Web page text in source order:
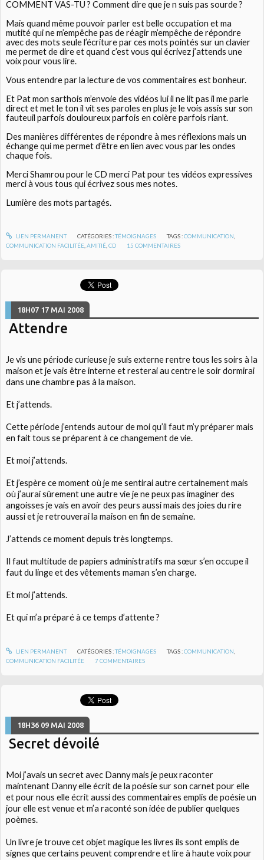
COMMENT VAS-TU ? Comment dire que je n suis pas sourde ?
Mais quand même pouvoir parler est belle occupation et ma
mutité qui ne m’empêche pas de réagir m’empêche de répondre
avec des mots seule l’écriture par ces mots pointés sur un clavier
me permet de dire et quand c’est vous qui écrivez j’attends une
voix pour vous lire.
Vous entendre par la lecture de vos commentaires est bonheur.
Et Pat mon sarthois m’envoie des vidéos lui il ne lit pas il me parle
direct et met le ton il vit ses paroles en plus je le vois assis sur son
fauteuil parfois douloureux parfois en colère parfois riant.
Des manières différentes de répondre à mes réflexions mais un
échange qui me permet d’être en lien avec vous par les ondes
chaque fois.
Merci Shamrou pour le CD merci Pat pour tes vidéos expressives
merci à vous tous qui écrivez sous mes notes.
Lumière des mots partagés.
LIEN PERMANENT CATÉGORIES :TÉMOIGNAGES TAGS :COMMUNICATION
COMMUNICATION FACILITÉE ,AMITIÉ ,CD 15 COMMENTAIRES
18H07 17 MAI 2008
Attendre
Je vis une période curieuse je suis externe rentre tous les soirs à la
maison et je vais être interne et resterai au centre le soir dormirai
dans une chambre pas à la maison.
Et j’attends.
Cette période j’entends autour de moi qu’il faut m’y préparer mais
en fait tous se préparent à ce changement de vie.
Et moi j’attends.
Et j’espère ce moment où je me sentirai autre certainement mais
où j’aurai sûrement une autre vie je ne peux pas imaginer des
angoisses je vais en avoir des peurs aussi mais des joies du rire
aussi et je retrouverai la maison en fin de semaine.
J’attends ce moment depuis très longtemps.
Il faut multitude de papiers administratifs ma sœur s’en occupe il
faut du linge et des vêtements maman s’en charge.
Et moi j’attends.
Et qui m’a préparé à ce temps d’attente ?
LIEN PERMANENT CATÉGORIES :TÉMOIGNAGES TAGS :COMMUNICATION
COMMUNICATION FACILITÉE
7COMMENTAIRES
18H36 09 MAI 2008
Secret dévoilé
Moi j’avais un secret avec Danny mais je peux raconter
maintenant Danny elle écrit de la poésie sur son carnet pour elle
et pour nous elle écrit aussi des commentaires emplis de poésie un
jour elle est venue et m’a raconté son idée de publier quelques
poèmes.
Un livre je trouve cet objet magique les livres ils sont emplis de
signes que certains peuvent comprendre et lire à haute voix pour